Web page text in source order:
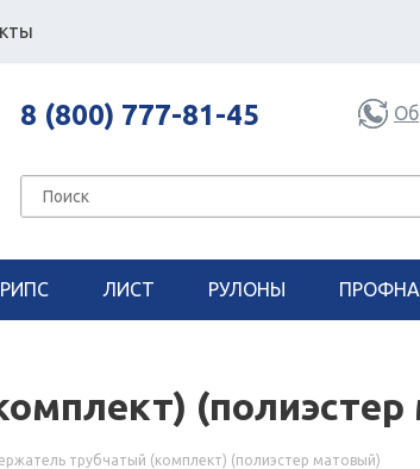
8 (800) 777-81-45
ЛИСТ РУЛОНЫ
трубчатый (комплект) (полиэстер матовый)